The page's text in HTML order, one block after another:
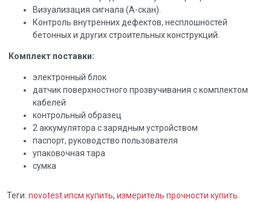
Визуализация сигнала (А-скан).
Контроль внутренних дефектов, несплошностей
бетонных и других строительных конструкций.
Комплект поставки:
электронный блок
датчик поверхностного прозвучивания с комплектом
кабелей
контрольный образец
2 аккумулятора с зарядным устройством
паспорт, руководство пользователя
упаковочная тара
сумка
Теги: novotest ипсм купить, измеритель прочности купить